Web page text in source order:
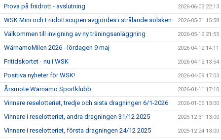
Prova på friidrott - avslutning 2026-06-03 22:13
WSK Mini och Friidottscupen avgjordes i strålande solsken. 2026-05-31 15:58
Välkommen till invigning av ny träningsanläggning 2026-05-19 21:55
WärnamoMilen 2026 - lördagen 9 maj 2026-04-12 14:11
Fritidskortet - nu i WSK 2026-04-12 13:54
Positiva nyheter för WSK! 2026-04-09 17:03
Årsmöte Wärnamo Sportklubb 2026-01-11 17:10
Vinnare reselotteriet, tredje och sista dragningen 6/1-2026 2026-01-06 13:00
Vinnare i reselotteriet, andra dragningen 31/12 2025 2025-12-31 13:00
Vinnare i reselotteriet, första dragningen 24/12 2025 2025-12-24 13:00